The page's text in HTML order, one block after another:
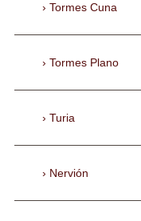
Tormes Cuna
Tormes Plano
Turia
Nervión